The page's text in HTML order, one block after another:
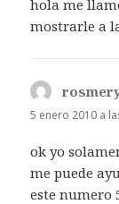
hola me
mostrarle a
5 enero 2010 a
ok yo
me puede
este numero